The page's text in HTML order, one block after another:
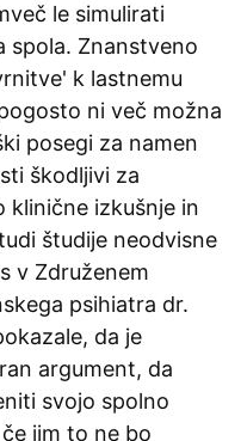
le simulirati
spola. Znanstveno
k lastnemu
ni več možna
posegi za namen
škodljivi za
klinične izkušnje in
študije neodvisne
v Združenem
psihiatra dr.
da je
argument, da
svojo spolno
jim to ne bo